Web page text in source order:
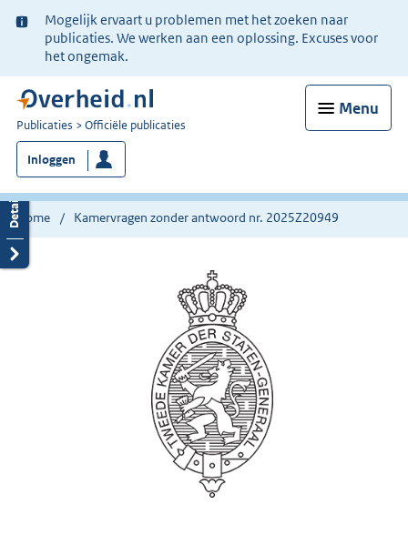
Ter
informatie:
Mogelijk ervaart u problemen met het zoeken naar
publicaties. We werken aan een oplossing. Excuses voor
het ongemak.
Menu
U
bent
nu
hier:
Publicaties Officiële publicaties
Inloggen
Home Kamervragen zonder antwoord nr. 2025Z20949